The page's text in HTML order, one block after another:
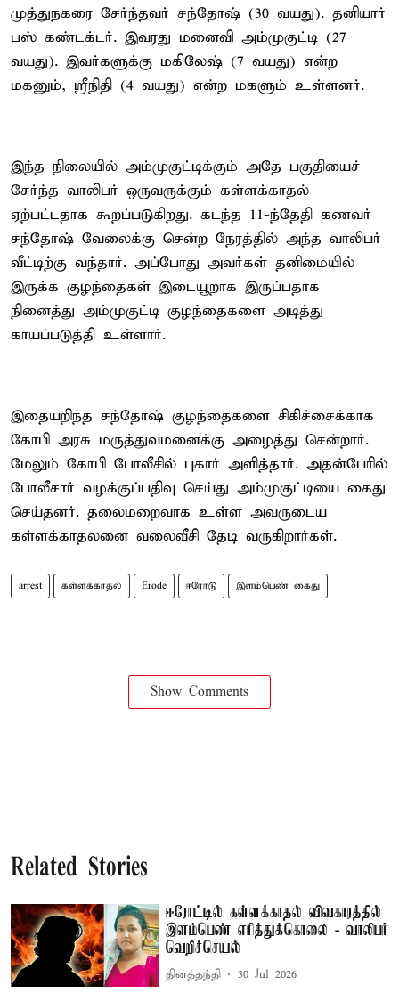
முத்துநகரை சேர்ந்தவர் சந்தோஷ் (30 வயது). தனியார்
பஸ் கண்டக்டர். இவரது மனைவி அம்முகுட்டி (27
வயது). இவர்களுக்கு மகிலேஷ் (7 வயது) என்ற
மகனும், ஸ்ரீநிதி (4 வயது) என்ற மகளும் உள்ளனர்.
இந்த நிலையில் அம்முகுட்டிக்கும் அதே பகுதியைச்
சேர்ந்த வாலிபர் ஒருவருக்கும் கள்ளக்காதல்
ஏற்பட்டதாக கூறப்படுகிறது. கடந்த 11-ந்தேதி கணவர்
சந்தோஷ் வேலைக்கு சென்ற நேரத்தில் அந்த வாலிபர்
வீட்டிற்கு வந்தார். அப்போது அவர்கள் தனிமையில்
இருக்க குழந்தைகள் இடையூறாக இருப்பதாக
நினைத்து அம்முகுட்டி குழந்தைகளை அடித்து
காயப்படுத்தி உள்ளார்.
இதையறிந்த சந்தோஷ் குழந்தைகளை சிகிச்சைக்காக
கோபி அரசு மருத்துவமனைக்கு அழைத்து சென்றார்.
மேலும் கோபி போலீசில் புகார் அளித்தார். அதன்பேரில்
போலீசார் வழக்குப்பதிவு செய்து அம்முகுட்டியை கைது
செய்தனர். தலைமறைவாக உள்ள அவருடைய
கள்ளக்காதலனை வலைவீசி தேடி வருகிறார்கள்.
arrest கள்ளக்காதல் Erode ஈரோடு இளம்பெண் கைது
Show Comments
Related Stories
ஈரோட்டில் கள்ளக்காதல் விவகாரத்தில்
இளம்பெண் எரித்துக்கொலை - வாலிபர்
வெறிச்செயல்
தினத்தந்தி 30 Jul 2026